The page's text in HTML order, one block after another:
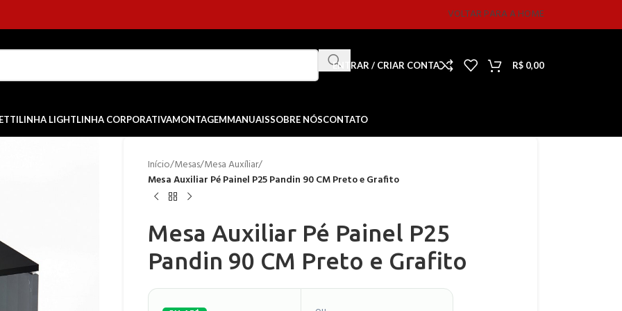
VOLTAR PARA A HOME
ENTRAR / CRIAR CONTA R$ 0,00
LINHA LIGHTLINHA CORPORATIVAMONTAGEMMANUAISSOBRE NÓSCONTATO
Início/Mesas/Mesa Auxíliar/
Mesa Auxiliar Pé Painel P25 Pandin 90 CM Preto e Grafito
Mesa Auxiliar Pé Painel P25
Pandin 90 CM Preto e Grafito